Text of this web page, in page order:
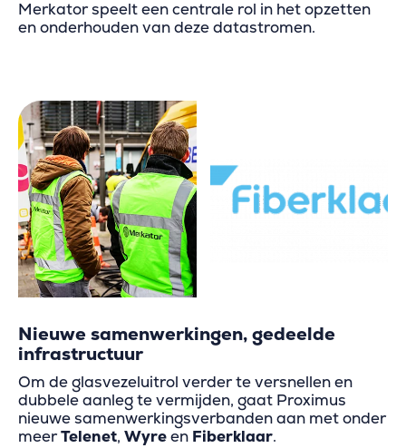
Merkator speelt een centrale rol in het opzetten
en onderhouden van deze datastromen.
Nieuwe samenwerkingen, gedeelde
infrastructuur
Om de glasvezeluitrol verder te versnellen en
dubbele aanleg te vermijden, gaat Proximus
nieuwe samenwerkingsverbanden aan met onder
meerTelenet, Wyreen Fiberklaar.